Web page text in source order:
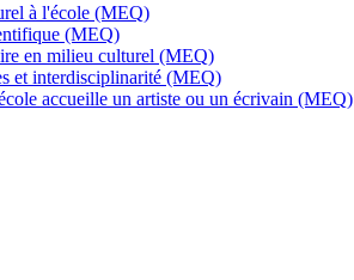
à l'école (MEQ)
(MEQ)
en milieu culturel (MEQ)
et interdisciplinarité (MEQ)
accueille un artiste ou un écrivain (MEQ)